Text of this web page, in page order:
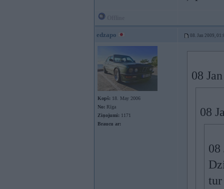
edzapo 08. Jan 2009,
Kopš: 18. May 2006
No: Rīga
Ziņojumi: 1171
Braucu ar:
08
08
08